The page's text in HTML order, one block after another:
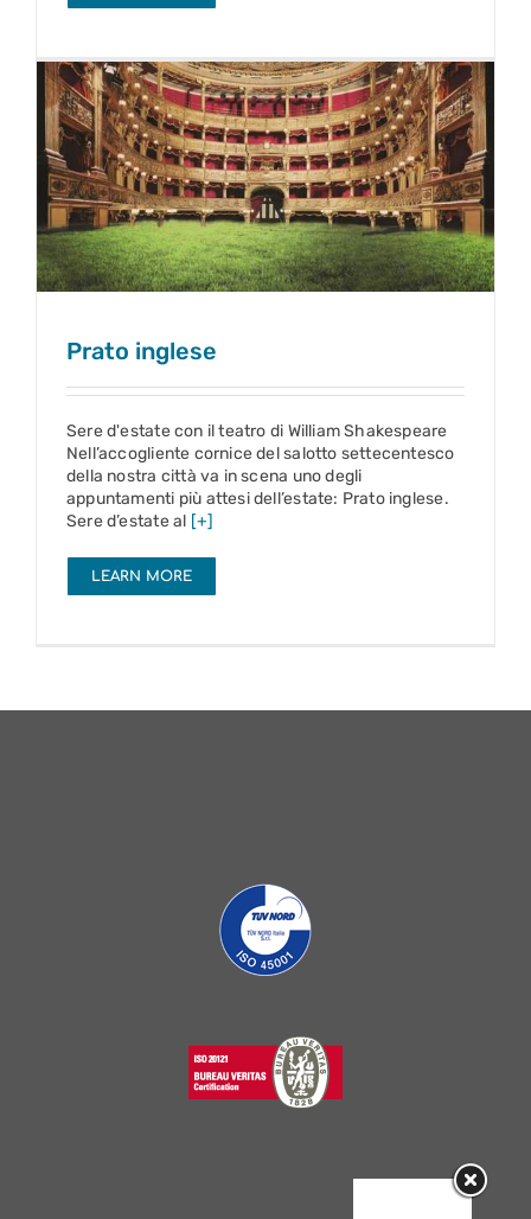
Prato inglese
Prato inglese
Sere d'estate con il teatro di William Shakespeare
Nell’accogliente cornice del salotto settecentesco
della nostra città va in scena uno degli
appuntamenti più attesi dell’estate: Prato inglese.
Sere d’estate al [+]
LEARN MORE